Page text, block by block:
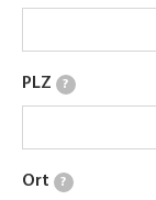
PLZ ?
Ort ?